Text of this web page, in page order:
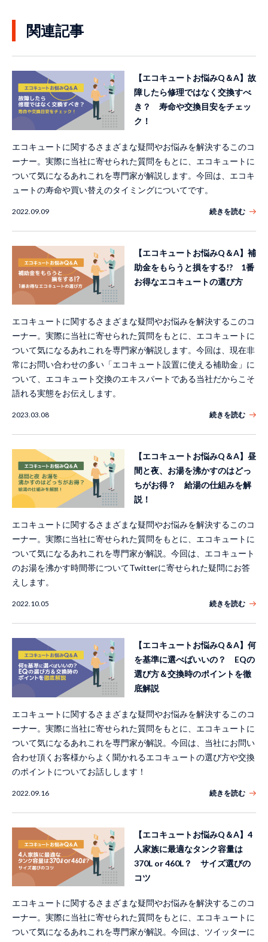
関連記事
【エコキュートお悩みQ＆A】故
障したら修理ではなく交換すべ
き？ 寿命や交換目安をチェッ
ク！
エコキュートに関するさまざまな疑問やお悩みを解決するこのコ
ーナー。実際に当社に寄せられた質問をもとに、エコキュートに
ついて気になるあれこれを専門家が解説します。今回は、エコキ
ュートの寿命や買い替えのタイミングについてです。
2022.09.09 続きを読む
【エコキュートお悩みQ＆A】補
助金をもらうと損をする!? 1番
お得なエコキュートの選び方
エコキュートに関するさまざまな疑問やお悩みを解決するこのコ
ーナー。実際に当社に寄せられた質問をもとに、エコキュートに
ついて気になるあれこれを専門家が解説します。今回は、現在非
常にお問い合わせの多い「エコキュート設置に使える補助金」に
ついて、エコキュート交換のエキスパートである当社だからこそ
語れる実態をお伝えします。
2023.03.08 続きを読む
【エコキュートお悩みQ＆A】昼
間と夜、お湯を沸かすのはどっ
ちがお得？ 給湯の仕組みを解
説！
エコキュートに関するさまざまな疑問やお悩みを解決するこのコ
ーナー。実際に当社に寄せられた質問をもとに、エコキュートに
ついて気になるあれこれを専門家が解説。今回は、エコキュート
のお湯を沸かす時間帯についてTwitterに寄せられた疑問にお答
えします。
2022.10.05 続きを読む
【エコキュートお悩みQ＆A】何
を基準に選べばいいの？ EQの
選び方＆交換時のポイントを徹
底解説
エコキュートに関するさまざまな疑問やお悩みを解決するこのコ
ーナー。実際に当社に寄せられた質問をもとに、エコキュートに
ついて気になるあれこれを専門家が解説。今回は、当社にお問い
合わせ頂くお客様からよく聞かれるエコキュートの選び方や交換
のポイントについてお話しします！
2022.09.16 続きを読む
【エコキュートお悩みQ＆A】4
人家族に最適なタンク容量は
370L or 460L？ サイズ選びの
コツ
エコキュートに関するさまざまな疑問やお悩みを解決するこのコ
ーナー。実際に当社に寄せられた質問をもとに、エコキュートに
ついて気になるあれこれを専門家が解説。今回は、ツイッターに